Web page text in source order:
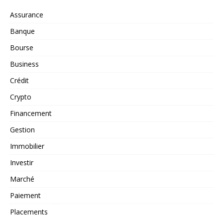
Assurance
Banque
Bourse
Business
Crédit
Crypto
Financement
Gestion
Immobilier
Investir
Marché
Paiement
Placements